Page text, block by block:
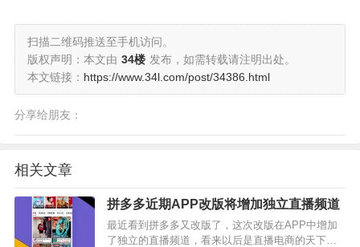
扫描二维码推送至手机访问。
版权声明：本文由 34楼 发布，如需转载请注明出处。
本文链接： https://www.34l.com/post/34386.html
分享给朋友：
相关文章
拼多多近期APP改版将增加独立直播频道
最近看到拼多多又改版了，这次改版在APP中增加
了独立的直播频道，看来以后是直播电商的天下